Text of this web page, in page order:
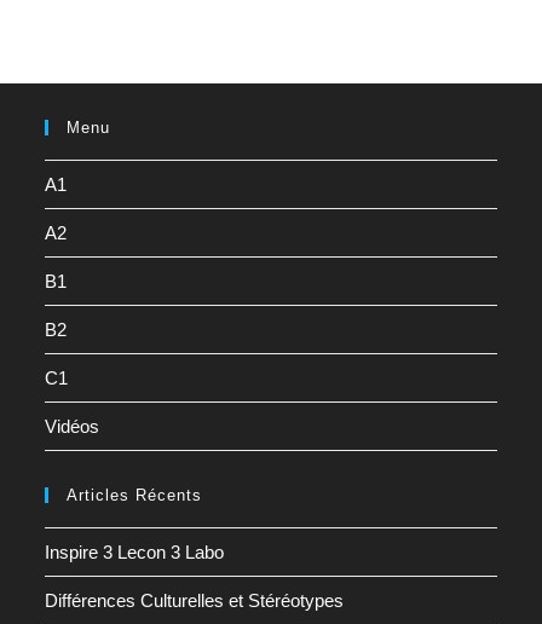
Menu
A1
A2
B1
B2
C1
Vidéos
Articles Récents
Inspire 3 Lecon 3 Labo
Différences Culturelles et Stéréotypes